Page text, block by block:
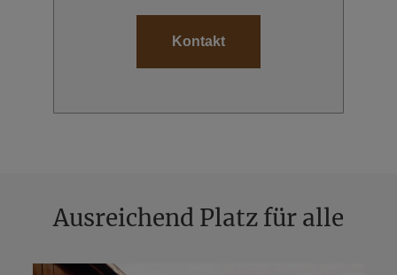
Kontakt
Ausreichend Platz für alle